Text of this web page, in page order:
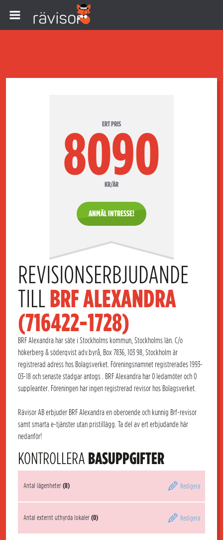
ERT PRIS
8090
KR/ÅR
ANMÄL INTRESSE!
REVISIONSERBJUDANDE
TILL BRF ALEXANDRA
(716422-1728)
BRF Alexandra har säte i Stockholms kommun, Stockholms län. C/o
hökerberg & söderqvist adv.byrå, Box 7836, 103 98, Stockholm är
registrerad adress hos Bolagsverket. Föreningsnamnet registrerades 1993-
03-18 och senaste stadgar antogs . BRF Alexandra har 0 ledamöter och 0
suppleanter. Föreningen har ingen registrerad revisor hos Bolagsverket.
Rävisor AB erbjuder BRF Alexandra en oberoende och kunnig Brf-revisor
samt smarta e-tjänster utan pristillägg. Ta del av ert erbjudande här
nedanför!
KONTROLLERA BASUPPGIFTER
Antal lägenheter(8) Redigera
Antal externt uthyrda lokaler(0) Redigera